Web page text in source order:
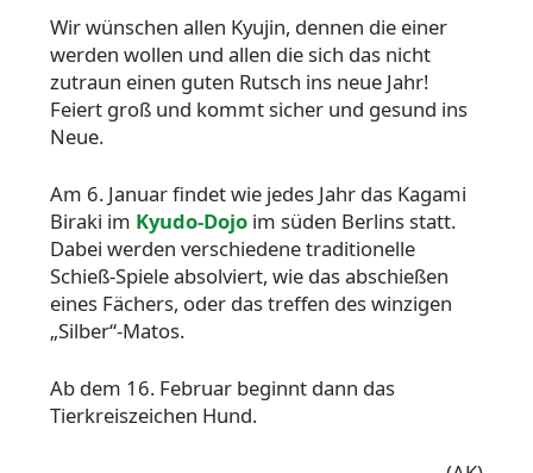
Wir wünschen allen Kyujin, dennen die einer
werden wollen und allen die sich das nicht
zutraun einen guten Rutsch ins neue Jahr!
Feiert groß und kommt sicher und gesund ins
Neue.
Am 6. Januar findet wie jedes Jahr das Kagami
Biraki im Kyudo-Dojo im süden Berlins statt.
Dabei werden verschiedene traditionelle
Schieß-Spiele absolviert, wie das abschießen
eines Fächers, oder das treffen des winzigen
„Silber“-Matos.
Ab dem 16. Februar beginnt dann das
Tierkreiszeichen Hund.